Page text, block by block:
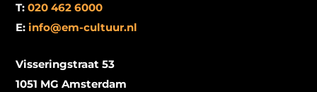
T:020 462 6000
E:info@em-cultuur.nl
Visseringstraat 53
1051 MG Amsterdam